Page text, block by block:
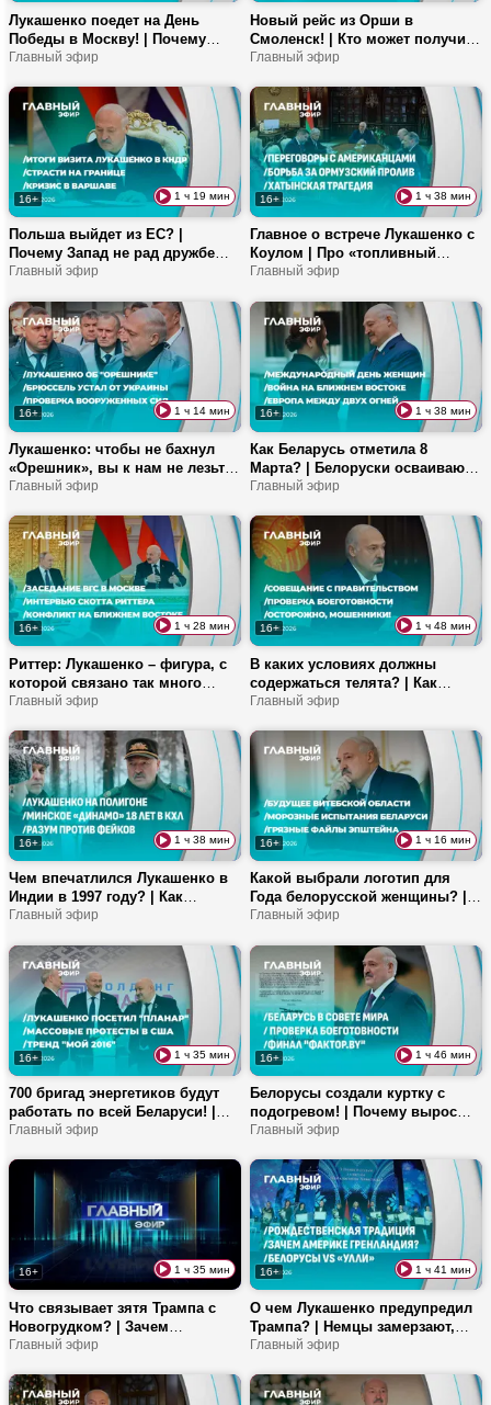
Лукашенко поедет на День
Победы в Москву! | Почему
«Фактор.BY.Дети» бьет все
белорусская ПВО?
Главный эфир
Новый рейс из Орши в
Смоленск! | Кто может получить
медобразование бесплатно? |
бандеровским пособникам?
Главный эфир
16+ 1 ч 19 мин
Польша выйдет из ЕС? |
Почему Запад не рад дружбе
Беларуси и КНДР? | Европе
Главный эфир
16+ 1 ч 38 мин
Главное о встрече Лукашенко с
Коулом | Про «топливный
туризм» литовцев, войну в
Налог на домашнего питомца:
что нужно знать?
Главный эфир
16+ 1 ч 14 мин
Лукашенко: чтобы не бахнул
«Орешник», вы к нам не лезьте!
| Зеленский угрожает Орбану
трудно получить права?
Главный эфир
16+ 1 ч 38 мин
Как Беларусь отметила 8
Марта? | Белоруски осваивают
«мужские» профессии? |
подростков
Главный эфир
16+ 1 ч 28 мин
Риттер: Лукашенко – фигура, с
которой связано так много
надежд! | Украина шантажирует
операции против Ирана
Главный эфир
16+ 1 ч 48 мин
В каких условиях должны
содержаться телята? | Как
изменилась подготовка
мужчины на 23 февраля?
Главный эфир
16+ 1 ч 38 мин
Чем впечатлился Лукашенко в
Индии в 1997 году? | Как
заработать в соцсетях? |
снимать кино? | Хоккейная
«Динамомания»
Главный эфир
16+ 1 ч 16 мин
Какой выбрали логотип для
Года белорусской женщины? |
Чем славятся Калинковичи? |
Эпштейна
Главный эфир
16+ 1 ч 35 мин
700 бригад энергетиков будут
работать по всей Беларуси! |
Ретровечеринки в сельском
квартирах похолодало?
Главный эфир
16+ 1 ч 46 мин
Белорусы создали куртку с
подогревом! | Почему вырос
спрос на такси зимой? |
«Фактор.BY»
Главный эфир
16+ 1 ч 35 мин
Что связывает зятя Трампа с
Новогрудком? | Зачем
европейцы едут в Беларусь? |
2026-м?
Главный эфир
16+ 1 ч 41 мин
О чем Лукашенко предупредил
Трампа? | Немцы замерзают,
пока Мерц играет в теннис! |
новинки пищепрома!
Главный эфир